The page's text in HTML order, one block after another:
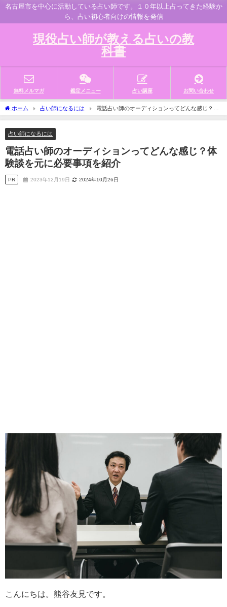
名古屋市を中心に活動している占い師です。１０年以上占ってきた経験か
ら、占い初心者向けの情報を発信
現役占い師が教える占いの教
科書
無料メルマガ 鑑定メニュー 占い講座 お問い合わせ
ホーム 占い師になるには
電話占い師のオーディションってどんな感じ？体
験談を元に必要事項を紹介
占い師になるには
電話占い師のオーディションってどんな感じ？体
験談を元に必要事項を紹介
PR 2023年12月19日 2024年10月26日
こんにちは。熊谷友見です。